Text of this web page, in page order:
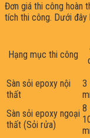
Đơn giá thi công hoàn
tích thi công. Dưới đây
Hạng mục thi công
Sàn sỏi epoxy nội
thất
3
Sàn sỏi epoxy ngoại
thất (Sỏi rửa)
8